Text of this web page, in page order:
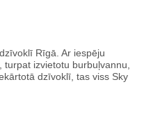
Rīgā. Ar iespēju
turpat izvietotu burbuļvannu,
dzīvoklī, tas viss Sky